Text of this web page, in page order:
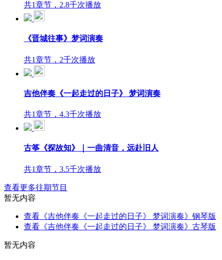
共1章节，2.8千次播放
《晋城往事》梦词演奏
共1章节，2千次播放
吉他伴奏《一起走过的日子》 梦词演奏
共1章节，4.3千次播放
古筝《探故知》｜一曲清音，远赴旧人
共1章节，3.5千次播放
查看更多往期节目
暂无内容
查看《吉他伴奏《一起走过的日子》 梦词演奏》钢琴版
查看《吉他伴奏《一起走过的日子》 梦词演奏》古琴版
暂无内容